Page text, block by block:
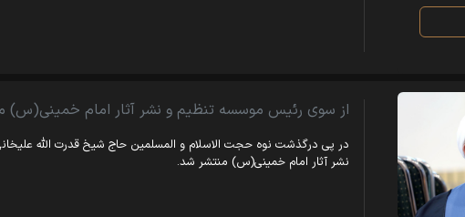
از سوی رئیس موسسه تنظیم و نشر آثار امام خمینی(س)
در پی درگذشت نوه حجت الاسلام و المسلمین حاج شیخ قدرت الله
نشر آثار امام خمینی(س) منتشر شد.